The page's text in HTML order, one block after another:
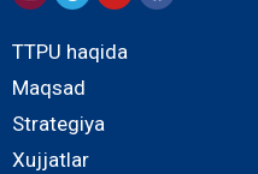
TTPU haqida
Maqsad
Strategiya
Xujjatlar